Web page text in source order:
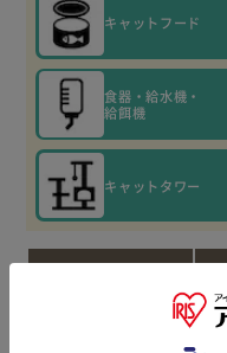
キャットフード
食器・給水機・
給餌機
キャットタワー